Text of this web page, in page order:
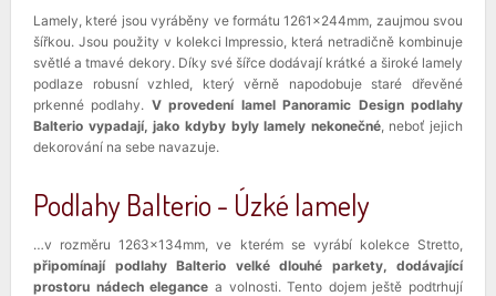
Lamely, které jsou vyráběny ve formátu 1261x244mm, zaujmou svou
šířkou. Jsou použity v kolekci Impressio, která netradičně kombinuje
světlé a tmavé dekory. Díky své šířce dodávají krátké a široké lamely
podlaze robusní vzhled, který věrně napodobuje staré dřevěné
prkenné podlahy. V provedení lamel Panoramic Design podlahy
Balterio vypadají, jako kdyby byly lamely nekonečné, neboť jejich
dekorování na sebe navazuje.
Podlahy Balterio - Úzké lamely
…v rozměru 1263x134mm, ve kterém se vyrábí kolekce Stretto,
připomínají podlahy Balterio velké dlouhé parkety, dodávající
prostoru nádech elegance a volnosti. Tento dojem ještě podtrhují